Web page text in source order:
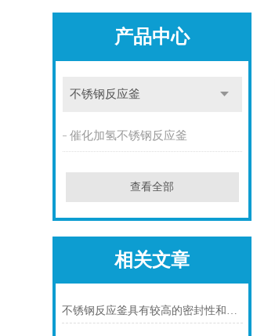
产品中心
不锈钢反应釜
催化加氢不锈钢反应釜
查看全部
相关文章
不锈钢反应釜具有较高的密封性和可靠性